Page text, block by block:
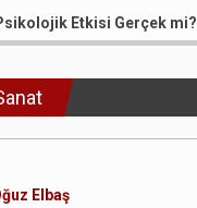
Etkisi Gerçek mi?
Elbaş